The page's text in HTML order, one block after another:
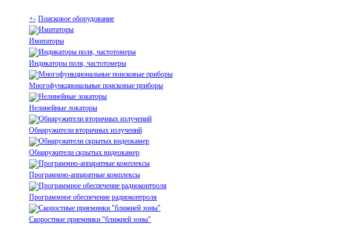
+- Поисковое оборудование
Имитаторы
Индикаторы поля, частотомеры
Многофункциональные поисковые приборы
Нелинейные локаторы
Обнаружители вторичных излучений
Обнаружители скрытых видеокамер
Программно-аппаратные комплексы
Программное обеспечение радиоконтроля
Скоростные приемники "ближней зоны"